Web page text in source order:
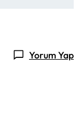
Yorum Yap